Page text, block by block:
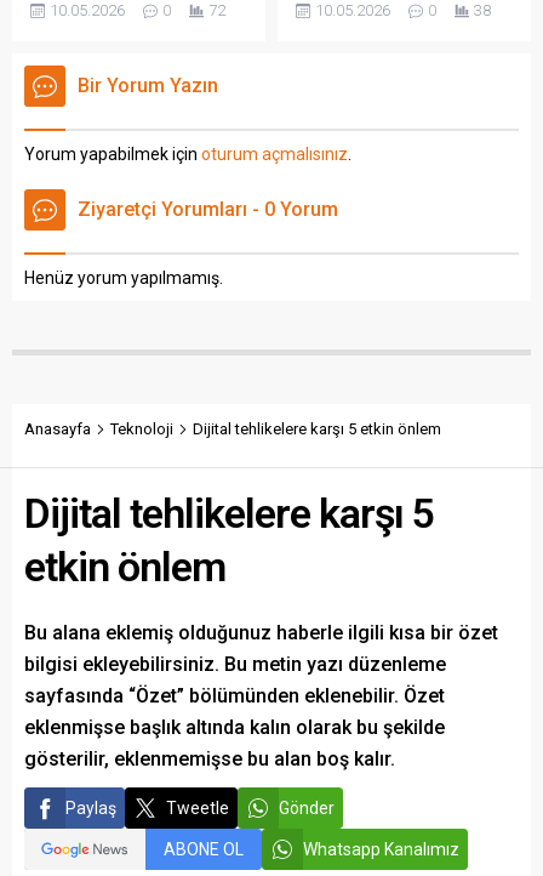
metin yazı düzenleme
bölümünden eklenebilir.
Özet eklenmişse başlık
şekilde gösterilir,
eklenmemişse bu alan boş
kalır.
10.05.2026 0 72
metin yazı düzenleme
şekilde gösterilir,
10.05.2026 0 38
Bir Yorum Yazın
Yorum yapabilmek için oturum açmalısınız
Ziyaretçi Yorumları - 0 Yorum
Henüz yorum yapılmamış.
Anasayfa Teknoloji Dijital tehlikelere karşı 5 etkin önlem
Dijital tehlikelere karşı 5
etkin önlem
Bu alana eklemiş olduğunuz haberle ilgili kısa bir özet
bilgisi ekleyebilirsiniz. Bu metin yazı düzenleme
sayfasında “Özet” bölümünden eklenebilir. Özet
eklenmişse başlık altında kalın olarak bu şekilde
gösterilir, eklenmemişse bu alan boş kalır.
Paylaş Tweetle Gönder
ABONE OL Whatsapp Kanalımız